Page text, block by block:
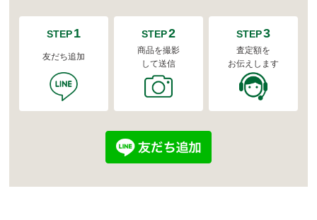
STEP1
友だち追加
STEP2
商品を撮影
して送信
STEP3
査定額を
お伝えします